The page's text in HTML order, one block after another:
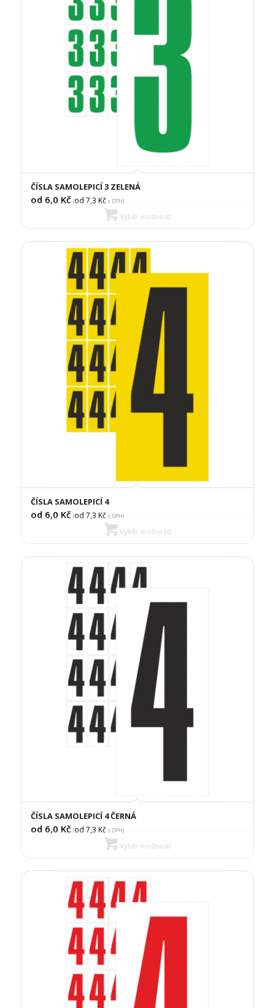
ČÍSLA SAMOLEPICÍ 3 ZELENÁ
od 6,0 Kč (od 7,3 Kčs DPH)
Výběr možností
ČÍSLA SAMOLEPICÍ 4
od 6,0 Kč (od 7,3 Kčs DPH)
Výběr možností
ČÍSLA SAMOLEPICÍ 4 ČERNÁ
od 6,0 Kč (od 7,3 Kčs DPH)
Výběr možností